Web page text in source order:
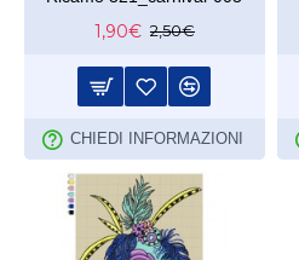
1,90€ 2,50€
CHIEDI INFORMAZIONI